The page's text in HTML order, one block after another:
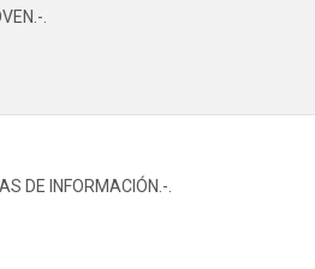
.
DE INFORMACIÓN.-.